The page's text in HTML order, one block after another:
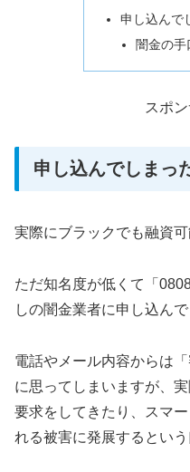
申し込んで
闇金の手
スポ
申し込んでしまっ
実際にブラックでも融資
ただ知名度が低くて「
しの闇金業者に申し込ん
電話やメール内容からは
に思ってしまいますが、
要求をしてきたり、スマ
れる被害に発展するとい